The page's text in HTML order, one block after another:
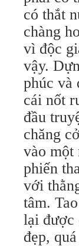
có thắt
chàng
vì độc
vậy.
phúc và
cái nốt
đầu
chăng
vào một
phiến
với
tâm.
lại được
đẹp,